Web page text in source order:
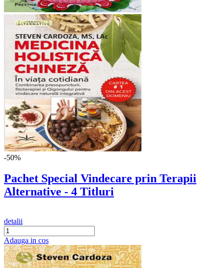
-50%
Pachet Special Vindecare prin Terapii
Alternative - 4 Titluri
detalii
Adauga in cos